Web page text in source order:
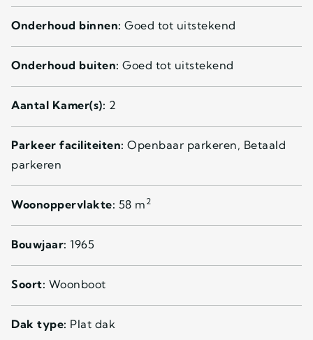
Onderhoud binnen: Goed tot uitstekend
Onderhoud buiten: Goed tot uitstekend
Aantal Kamer(s): 2
Parkeer faciliteiten: Openbaar parkeren, Betaald
parkeren
Woonoppervlakte: 58 m 2
Bouwjaar: 1965
Soort: Woonboot
Dak type: Plat dak